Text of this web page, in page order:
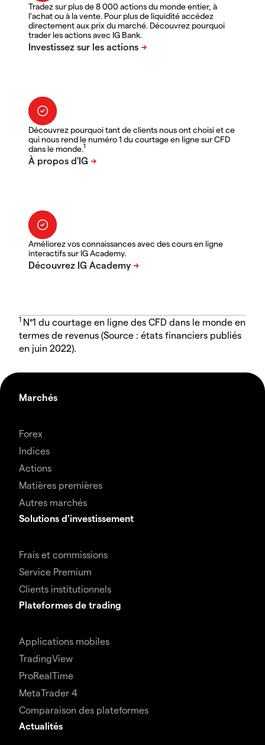
Tradez sur plus de 8 000 actions du monde entier, à
l'achat ou à la vente. Pour plus de liquidité accédez
directement aux prix du marché. Découvrez pourquoi
trader les actions avec IG Bank.
Découvrez pourquoi tant de clients nous ont choisi et ce
qui nous rend le numéro 1 du courtage en ligne sur CFD
dans le monde.1
Améliorez vos connaissances avec des cours en ligne
interactifs sur IG Academy.
1 N°1 du courtage en ligne des CFD dans le monde en
termes de revenus (Source : états financiers publiés
en juin 2022).
Marchés
Forex
Indices
Actions
Matières premières
Autres marchés
Solutions d'investissement
Frais et commissions
Service Premium
Clients institutionnels
Plateformes de trading
Applications mobiles
TradingView
ProRealTime
MetaTrader 4
Comparaison des plateformes
Actualités